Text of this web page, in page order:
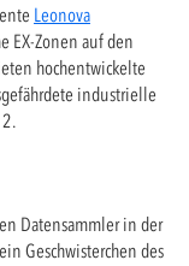
Leonova
EX-Zonen auf den
hochentwickelte
industrielle
Datensammler in der
Geschwisterchen des